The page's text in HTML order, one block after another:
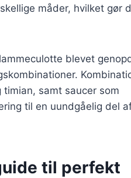
måder, hvilket gør
blevet
samt saucer som
til en uundgåelig del
til perfekt